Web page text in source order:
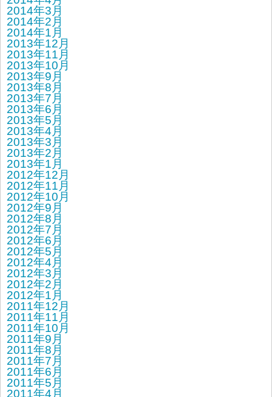
2014年3月
2014年2月
2014年1月
2013年12月
2013年11月
2013年10月
2013年9月
2013年8月
2013年7月
2013年6月
2013年5月
2013年4月
2013年3月
2013年2月
2013年1月
2012年12月
2012年11月
2012年10月
2012年9月
2012年8月
2012年7月
2012年6月
2012年5月
2012年4月
2012年3月
2012年2月
2012年1月
2011年12月
2011年11月
2011年10月
2011年9月
2011年8月
2011年7月
2011年6月
2011年5月
2011年4月